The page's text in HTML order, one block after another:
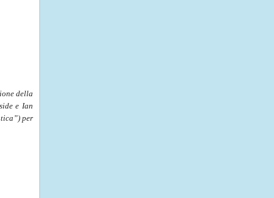
della
e Ian
per